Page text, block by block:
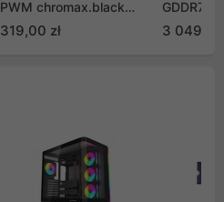
PWM chromax.black
Push Pull (2szt)
319,00 zł
GDDR7
GB2050S)
3 049,00